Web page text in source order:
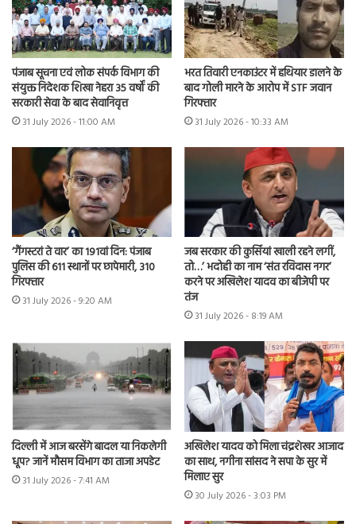
पंजाब सूचना एवं लोक संपर्क विभाग की
संयुक्त निदेशक शिखा नेहरा 35 वर्षों की
सरकारी सेवा के बाद सेवानिवृत्त
31 July 2026 - 11:00 AM
भरत तिवारी एनकाउंटर में हथियार डालने के
बाद गोली मारने के आरोप में STF जवान
गिरफ्तार
31 July 2026 - 10:33 AM
‘गैंगस्टरां ते वार’ का 191वां दिन: पंजाब
पुलिस की 611 स्थानों पर छापेमारी, 310
गिरफ्तार
31 July 2026 - 9:20 AM
जब सरकार की कुर्सियां खाली रहने लगीं,
तो…’ भदोही का नाम ‘संत रविदास नगर’
करने पर अखिलेश यादव का बीजेपी पर
तंज
31 July 2026 - 8:19 AM
दिल्ली में आज बरसेंगे बादल या निकलेगी
धूप? जानें मौसम विभाग का ताजा अपडेट
31 July 2026 - 7:41 AM
अखिलेश यादव को मिला चंद्रशेखर आजाद
का साथ, नगीना सांसद ने सपा के सुर में
मिलाए सुर
30 July 2026 - 3:03 PM